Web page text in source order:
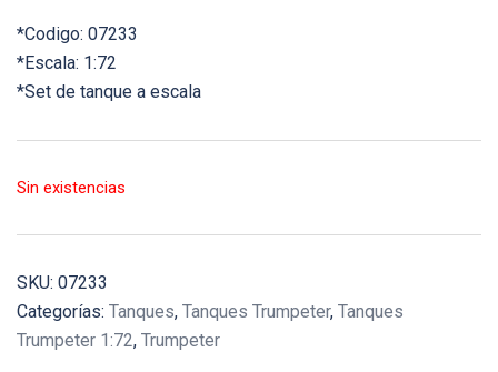
*Codigo: 07233
*Escala: 1:72
*Set de tanque a escala
Sin existencias
SKU: 07233
Categorías: Tanques, Tanques Trumpeter, Tanques
Trumpeter 1:72, Trumpeter